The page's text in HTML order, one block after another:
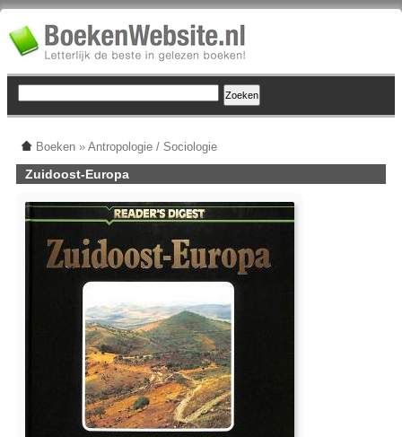
Boeken » Antropologie / Sociologie
Zuidoost-Europa